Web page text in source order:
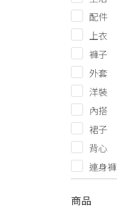
配件
上衣
褲子
外套
洋裝
內搭
裙子
背心
連身褲
商品